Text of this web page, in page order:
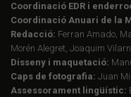
Coordinació EDR i
Coordinació Anuari de la
Redacció: Ferran Amado,
Morén Alegret, Joaquim
Disseny i maquetació:
Caps de fotografia: Juan
Assessorament lingüístic: